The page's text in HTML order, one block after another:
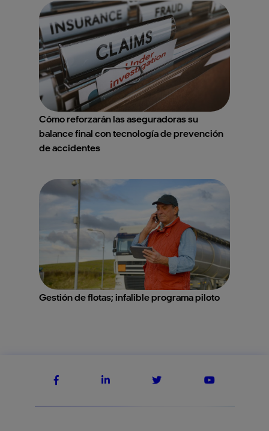
Cómo reforzarán las aseguradoras su
balance final con tecnología de prevención
de accidentes
Gestión de flotas; infalible programa piloto